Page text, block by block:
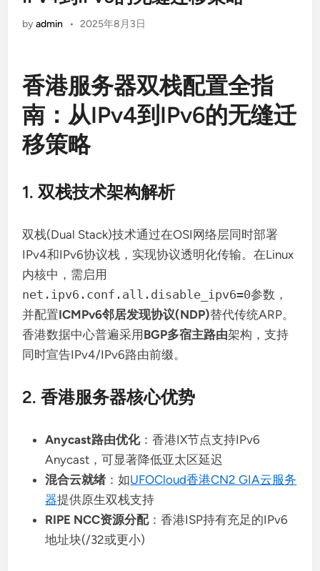
byadmin • 2025年8月3日
香港服务器双栈配置全指
南：从IPv4到IPv6的无缝迁
移策略
1. 双栈技术架构解析
双栈(Dual Stack)技术通过在OSI网络层同时部署
IPv4和IPv6协议栈，实现协议透明化传输。在Linux
内核中，需启用
net.ipv6.conf.all.disable_ipv6=0参数，
并配置ICMPv6邻居发现协议(NDP)替代传统ARP。
香港数据中心普遍采用 BGP多宿主路由架构，支持
同时宣告IPv4/IPv6路由前缀。
2. 香港服务器核心优势
Anycast路由优化：香港IX节点支持IPv6
Anycast，可显著降低亚太区延迟
混合云就绪 ：如UFOCloud香港CN2 GIA云服务
器提供原生双栈支持
RIPE NCC资源分配：香港ISP持有充足的IPv6
地址块(/32或更小)